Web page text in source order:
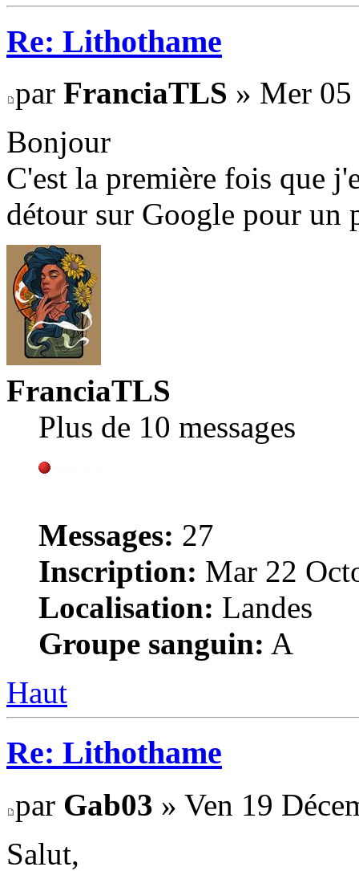
Re: Lithothame
par FranciaTLS » Mer
Bonjour
C'est la première fois que
détour sur Google pour un
FranciaTLS
Plus de 10 messages
Messages: 27
Inscription: Mar 22
Localisation: Landes
Groupe sanguin: A
Haut
Re: Lithothame
par Gab03 » Ven 19
Salut,